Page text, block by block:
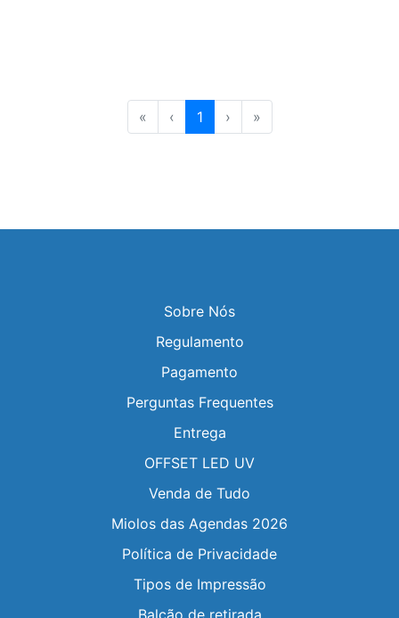
« ‹ 1 › »
Sobre Nós
Regulamento
Pagamento
Perguntas Frequentes
Entrega
OFFSET LED UV
Venda de Tudo
Miolos das Agendas 2026
Política de Privacidade
Tipos de Impressão
Balcão de retirada